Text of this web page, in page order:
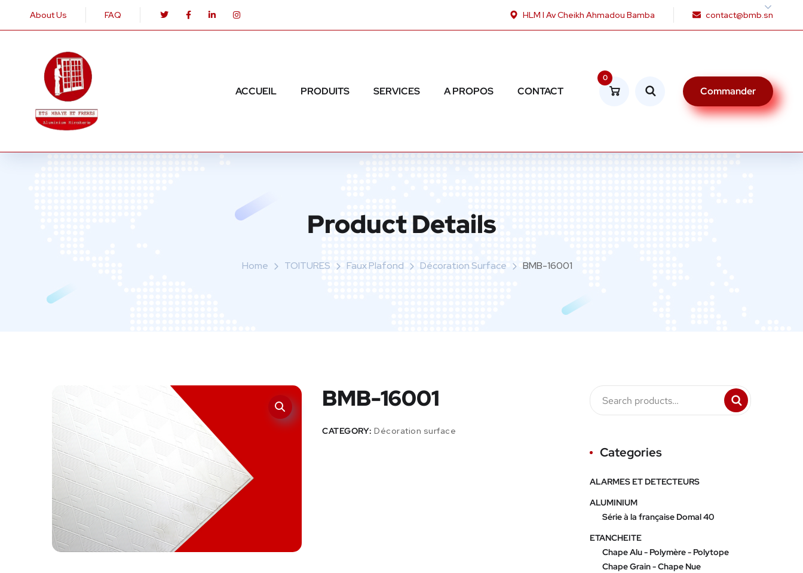
About Us FAQ HLM I Av Cheikh Ahmadou Bamba contact@bmb.sn
ACCUEIL PRODUITS SERVICES A PROPOS CONTACT
0
Commander
Product Details
Home TOITURES Faux Plafond Décoration Surface BMB-16001
BMB-16001
CATEGORY:Décoration surface
Categories
ALARMES ET DETECTEURS
ALUMINIUM
Série à la française Domal 40
ETANCHEITE
Chape Alu - Polymère - Polytope
Chape Grain - Chape Nue